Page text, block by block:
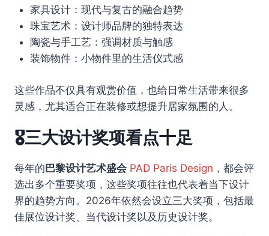
家具设计：现代与复古的融合趋势
珠宝艺术：设计师品牌的独特表达
陶瓷与手工艺：强调材质与触感
装饰物件：小物件里的生活仪式感
这些作品不仅具有观赏价值，也给日常生活带来很多
灵感，尤其适合正在装修或想提升居家氛围的人。
🎖️三大设计奖项看点十足
每年的巴黎设计艺术盛会 PAD Paris Design ，都会评
选出多个重要奖项，这些奖项往往也代表着当下设计
界的趋势方向。2026年依然会设立三大奖项，包括最
佳展位设计奖、当代设计奖以及历史设计奖。